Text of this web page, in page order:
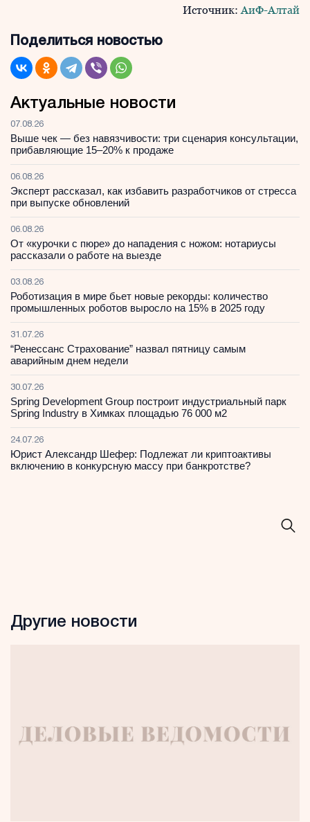
Источник:АиФ-Алтай
Поделиться новостью
Актуальные новости
07.08.26
Выше чек — без навязчивости: три сценария консультации,
прибавляющие 15–20% к продаже
06.08.26
Эксперт рассказал, как избавить разработчиков от стресса
при выпуске обновлений
06.08.26
От «курочки с пюре» до нападения с ножом: нотариусы
рассказали о работе на выезде
03.08.26
Роботизация в мире бьет новые рекорды: количество
промышленных роботов выросло на 15% в 2025 году
31.07.26
“Ренессанс Страхование” назвал пятницу самым
аварийным днем недели
30.07.26
Spring Development Group построит индустриальный парк
Spring Industry в Химках площадью 76 000 м2
24.07.26
Юрист Александр Шефер: Подлежат ли криптоактивы
включению в конкурсную массу при банкротстве?
Другие новости